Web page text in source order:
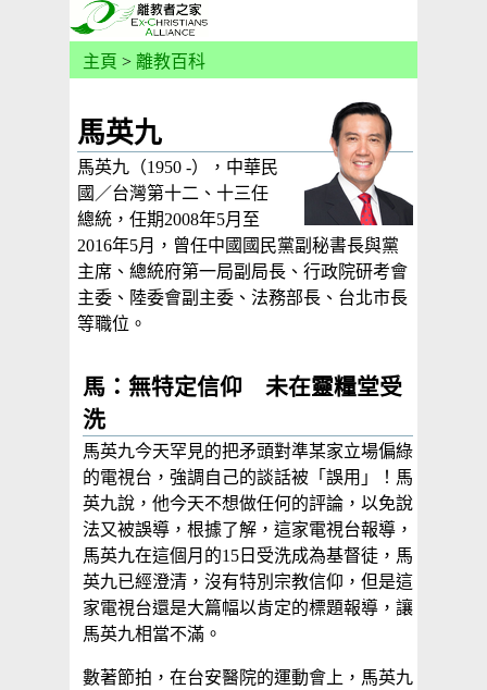
主頁 > 離教百科
馬英九
馬英九（1950 -），中華民
國／台灣第十二、十三任
總統，任期2008年5月至
2016年5月，曾任中國國民黨副秘書長與黨
主席、總統府第一局副局長、行政院研考會
主委、陸委會副主委、法務部長、台北市長
等職位。
馬：無特定信仰 未在靈糧堂受
洗
馬英九今天罕見的把矛頭對準某家立場偏綠
的電視台，強調自己的談話被「誤用」！馬
英九說，他今天不想做任何的評論，以免說
法又被誤導，根據了解，這家電視台報導，
馬英九在這個月的15日受洗成為基督徒，馬
英九已經澄清，沒有特別宗教信仰，但是這
家電視台還是大篇幅以肯定的標題報導，讓
馬英九相當不滿。
數著節拍，在台安醫院的運動會上，馬英九